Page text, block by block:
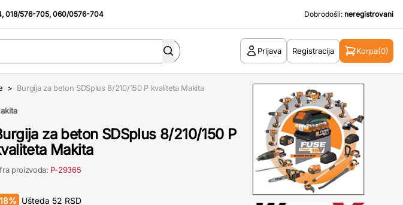
,018/576-705,060/0576-704 Dobrodošli: neregistrovani
Prijava Registracija Korpa(0)
> Burgija za beton SDSplus 8/210/150 P kvaliteta Makita
za beton SDSplus 8/210/150 P
Makita
proizvoda: P-29365
18% Ušteda 52 RSD